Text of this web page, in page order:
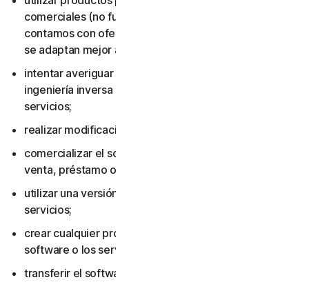
comerciales (no fueron diseñados para ese uso y
contamos con ofertas para pequeñas empresas que
se adaptan mejor al entorno laboral);
intentar averiguar el código fuente, incluso mediante
ingeniería inversa o descompilación del software o los
servicios;
realizar modificaciones en el software o los servicios;
comercializar el software o los servicios, incluidos su
venta, préstamo o alquiler;
utilizar una versión pirateada del software o los
servicios;
crear cualquier producto o servicio basado en el
software o los servicios;
transferir el software o los servicios a otra persona,